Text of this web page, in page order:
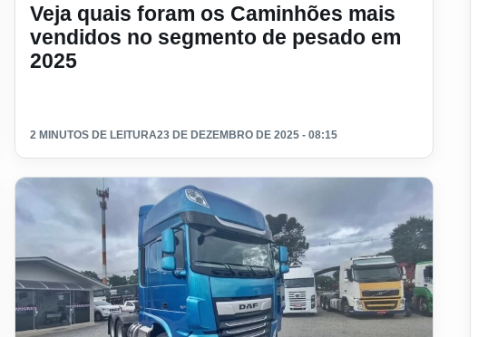
veja os modelos mais desejados
Veja quais foram os Caminhões mais
vendidos no segmento de pesado em
2025
2 MINUTOS DE LEITURA23 DE DEZEMBRO DE 2025 - 08:15